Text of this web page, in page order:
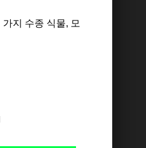
지 수종 식물, 모